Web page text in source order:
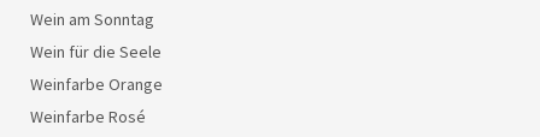
Wein am Sonntag
Wein für die Seele
Weinfarbe Orange
Weinfarbe Rosé